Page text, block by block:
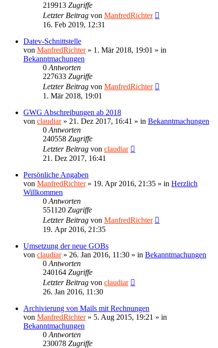
219913 Zugriffe
Letzter Beitrag von ManfredRichter
16. Feb 2019, 12:31
Datev-Schnittstelle
von ManfredRichter» 1. Mär 2018, 19:01 » in
Bekanntmachungen
0 Antworten
227633 Zugriffe
Letzter Beitrag von ManfredRichter
1. Mär 2018, 19:01
GWG Abschreibungen ab 2018
von claudiar» 21. Dez 2017, 16:41 » in Bekanntmachungen
0 Antworten
240558 Zugriffe
Letzter Beitrag von claudiar
21. Dez 2017, 16:41
Persönliche Angaben
von ManfredRichter» 19. Apr 2016, 21:35 » in Herzlich
Willkommen
0 Antworten
551120 Zugriffe
Letzter Beitrag von ManfredRichter
19. Apr 2016, 21:35
Umsetzung der neue GOBs
von claudiar» 26. Jan 2016, 11:30 » in Bekanntmachungen
0 Antworten
240164 Zugriffe
Letzter Beitrag von claudiar
26. Jan 2016, 11:30
Archivierung von Mails mit Rechnungen
von ManfredRichter» 5. Aug 2015, 19:21 » in
Bekanntmachungen
0 Antworten
230078 Zugriffe